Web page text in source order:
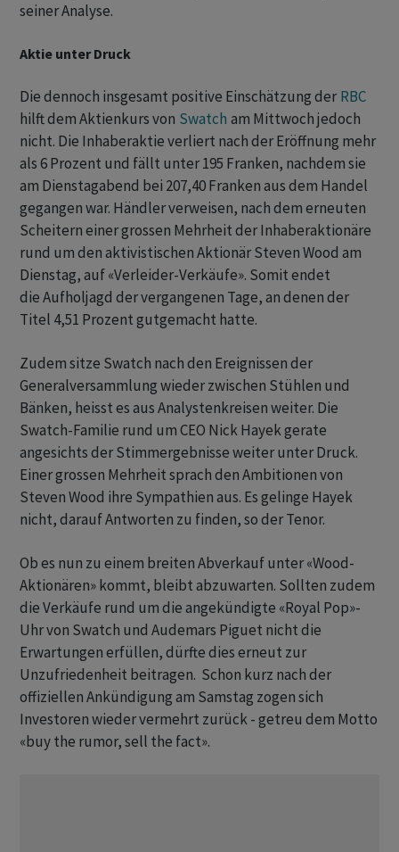
seiner Analyse.
Aktie unter Druck
Die dennoch insgesamt positive Einschätzung der RBC
hilft dem Aktienkurs von Swatch am Mittwoch jedoch
nicht. Die Inhaberaktie verliert nach der Eröffnung mehr
als 6 Prozent und fällt unter 195 Franken, nachdem sie
am Dienstagabend bei 207,40 Franken aus dem Handel
gegangen war. Händler verweisen, nach dem erneuten
Scheitern einer grossen Mehrheit der Inhaberaktionäre
rund um den aktivistischen Aktionär Steven Wood am
Dienstag, auf «Verleider-Verkäufe». Somit endet
die Aufholjagd der vergangenen Tage, an denen der
Titel 4,51 Prozent gutgemacht hatte.
Zudem sitze Swatch nach den Ereignissen der
Generalversammlung wieder zwischen Stühlen und
Bänken, heisst es aus Analystenkreisen weiter. Die
Swatch-Familie rund um CEO Nick Hayek gerate
angesichts der Stimmergebnisse weiter unter Druck.
Einer grossen Mehrheit sprach den Ambitionen von
Steven Wood ihre Sympathien aus. Es gelinge Hayek
nicht, darauf Antworten zu finden, so der Tenor.
Ob es nun zu einem breiten Abverkauf unter «Wood-
Aktionären» kommt, bleibt abzuwarten. Sollten zudem
die Verkäufe rund um die angekündigte «Royal Pop»-
Uhr von Swatch und Audemars Piguet nicht die
Erwartungen erfüllen, dürfte dies erneut zur
Unzufriedenheit beitragen. Schon kurz nach der
offiziellen Ankündigung am Samstag zogen sich
Investoren wieder vermehrt zurück - getreu dem Motto
«buy the rumor, sell the fact».